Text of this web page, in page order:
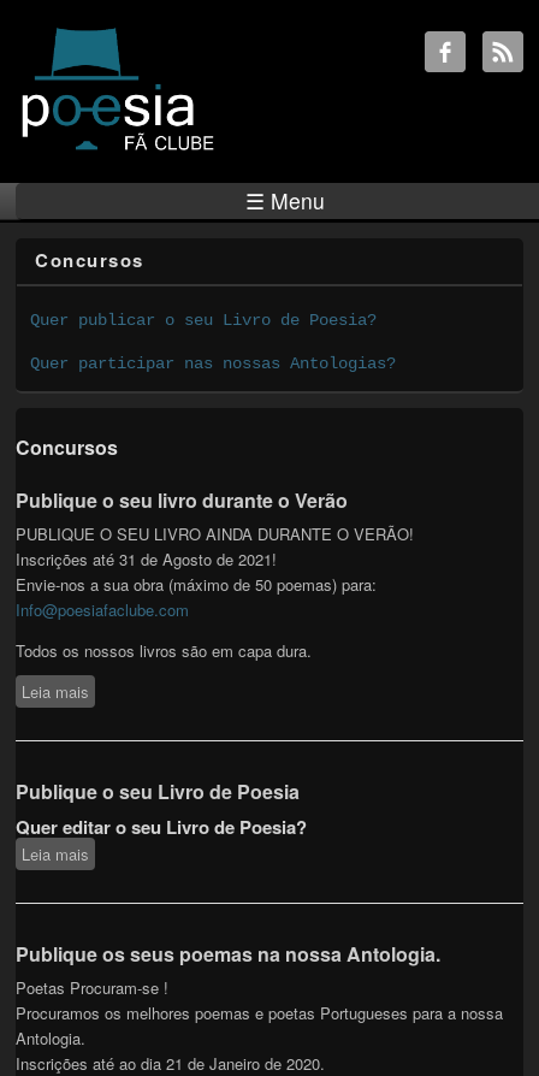
☰ Menu
Concursos
Quer publicar o seu Livro de Poesia?
Quer participar nas nossas Antologias?
Concursos
Publique o seu livro durante o Verão
PUBLIQUE O SEU LIVRO AINDA DURANTE O VERÃO!
Inscrições até 31 de Agosto de 2021!
Envie-nos a sua obra (máximo de 50 poemas) para:
Info@poesiafaclube.com
Todos os nossos livros são em capa dura.
Leia mais
Publique o seu Livro de Poesia
Quer editar o seu Livro de Poesia?
Leia mais
Publique os seus poemas na nossa Antologia.
Poetas Procuram-se !
Procuramos os melhores poemas e poetas Portugueses para a nossa
Antologia.
Inscrições até ao dia 21 de Janeiro de 2020.